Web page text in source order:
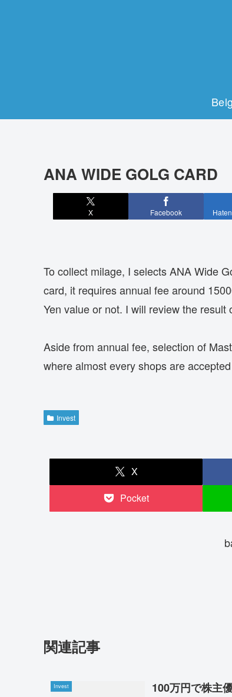
ANA WIDE GOLG CARD
X Facebook
To collect milage, I selects ANA Wide
card, it requires annual fee around
Yen value or not. I will review the
Aside from annual fee, selection of
where almost every shops are
Invest
X
Pocket
関連記事
Invest 100万円で株主